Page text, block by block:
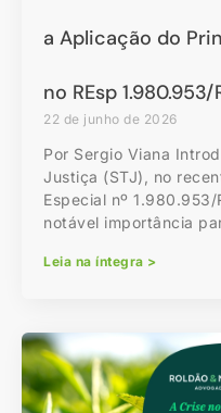
a Aplicação do
no REsp 1.980.953/
22 de junho de 2026
Por Sergio Viana
Justiça (STJ), no
Especial nº
notável importância
Leia na íntegra >